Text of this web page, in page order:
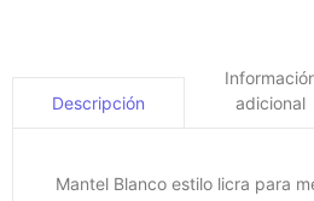
Descripción
adicional
Mantel Blanco estilo licra para